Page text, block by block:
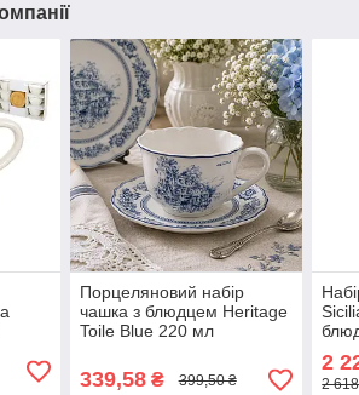
Порцеляновий набір
чашка з блюдцем Heritage
Toile Blue 220 мл
339,58₴ 399,50 ₴
2
2